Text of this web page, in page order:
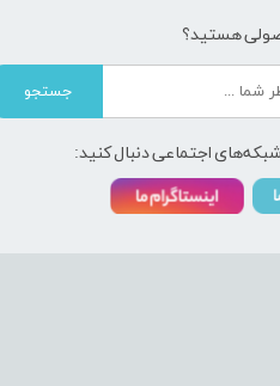
هستید؟
جستجو
شبکه‌های اجتماعی دنبال کنید: